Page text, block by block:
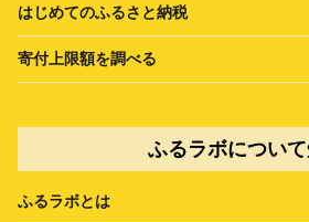
はじめてのふるさと納税
寄付上限額を調べる
ふるラボについ
ふるラボとは